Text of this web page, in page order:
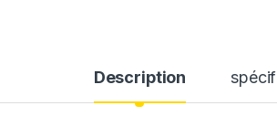
Description